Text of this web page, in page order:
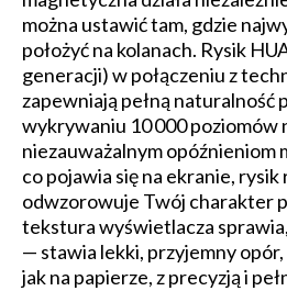
można ustawić tam, gdzie
położyć na kolanach. Rysik
generacji) w połączeniu z
zapewniają pełną naturalność
wykrywaniu 10 000 poziomów
niezauważalnym opóźnieniom
co pojawia się na ekranie,
odwzorowuje Twój charakter
tekstura wyświetlacza
— stawia lekki, przyjemny opór,
jak na papierze, z precyzją i